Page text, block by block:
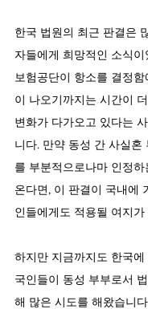
한국 법원의 최근 판결은
자들에게 희망적인 소식
보험공단이 항소를 결정
이 나오기까지는 시간이
변화가 다가오고 있다는
니다. 만약 동성 간 사실혼
를 부분적으로나마 인정
온다면, 이 판결이 국내에
인들에게도 적용될 여지가
하지만 지금까지도 한국에
국인들이 동성 부부로서
해 많은 시도를 해왔습니